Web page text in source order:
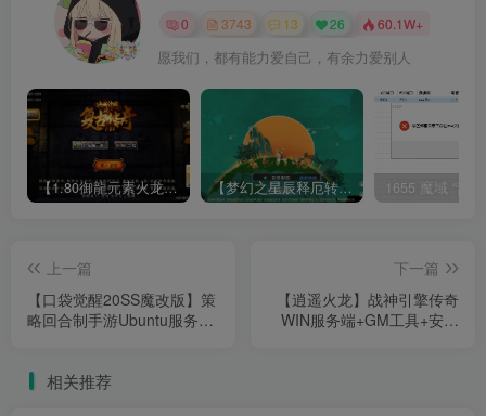
0 3743 13 26 60.1W+
愿我们，都有能力爱自己，有余力爱别人
【1.80御龍元素火龙[摸摸登陆器]】战神引擎WIN服务端+GM工具+充值后台+双端+架设教程 【梦幻之星辰释厄转尊享挂机版】MT3换皮梦幻西游Linux服务端+GM后台+双端+源码+架设教程
上一篇
【口袋觉醒20SS魔改版】策
略回合制手游Ubuntu服务端
下一篇
【逍遥火龙】战神引擎传奇
WIN服务端+GM工具+安卓
相关推荐